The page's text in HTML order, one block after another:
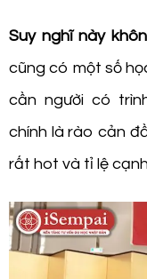
Suy nghĩ này
cũng có một số
cần người có
chính là rào cản
rất hot và tỉ lệ